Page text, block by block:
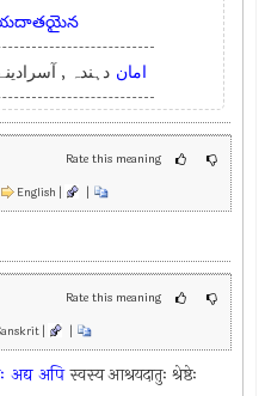
امان دہندہ ,
Rate this meaning
English | |
Rate this meaning
| |
अद्य अपिस्वस्य आश्रयदातुः श्रेष्ठेः